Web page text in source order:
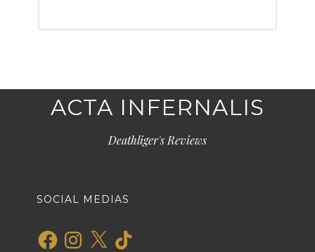
ACTA INFERNALIS
Deathliger's Reviews
SOCIAL MEDIAS
FacebookInstagram
X TikTok